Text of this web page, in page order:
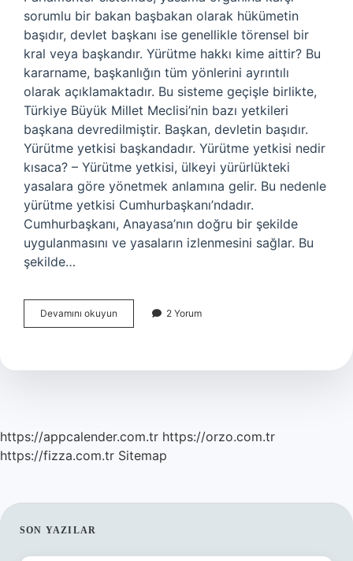
sorumlu bir bakan başbakan olarak hükümetin
başıdır, devlet başkanı ise genellikle törensel bir
kral veya başkandır. Yürütme hakkı kime aittir? Bu
kararname, başkanlığın tüm yönlerini ayrıntılı
olarak açıklamaktadır. Bu sisteme geçişle birlikte,
Türkiye Büyük Millet Meclisi’nin bazı yetkileri
başkana devredilmiştir. Başkan, devletin başıdır.
Yürütme yetkisi başkandadır. Yürütme yetkisi nedir
kısaca? – Yürütme yetkisi, ülkeyi yürürlükteki
yasalara göre yönetmek anlamına gelir. Bu nedenle
yürütme yetkisi Cumhurbaşkanı’ndadır.
Cumhurbaşkanı, Anayasa’nın doğru bir şekilde
uygulanmasını ve yasaların izlenmesini sağlar. Bu
şekilde…
Devamını okuyun Yürütme
Yetkisi
2 Yorum
https://appcalender.com.tr https://orzo.com.tr
https://fizza.com.tr Sitemap
SIDEBAR
SON YAZILAR